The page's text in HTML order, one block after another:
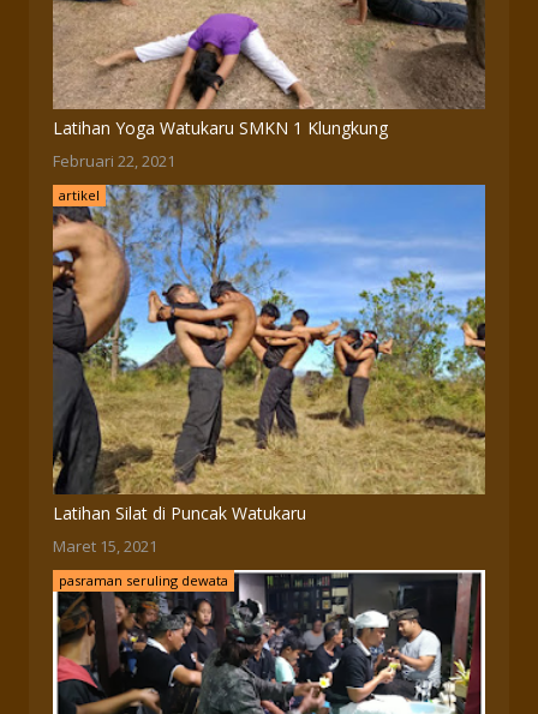
Latihan Yoga Watukaru SMKN 1 Klungkung
Februari 22, 2021
artikel
Latihan Silat di Puncak Watukaru
Maret 15, 2021
pasraman seruling dewata